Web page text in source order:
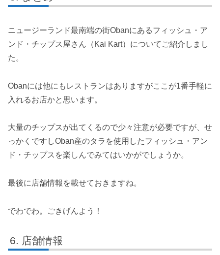
ニュージーランド最南端の街Obanにあるフィッシュ・ア
ンド・チップス屋さん（Kai Kart）についてご紹介しまし
た。
Obanには他にもレストランはありますがここが1番手軽に
入れるお店かと思います。
大量のチップスが出てくるので少々注意が必要ですが、せ
っかくですしOban産のタラを使用したフィッシュ・アン
ド・チップスを楽しんでみてはいかがでしょうか。
最後に店舗情報を載せておきますね。
でわでわ。ごきげんよう！
店舗情報